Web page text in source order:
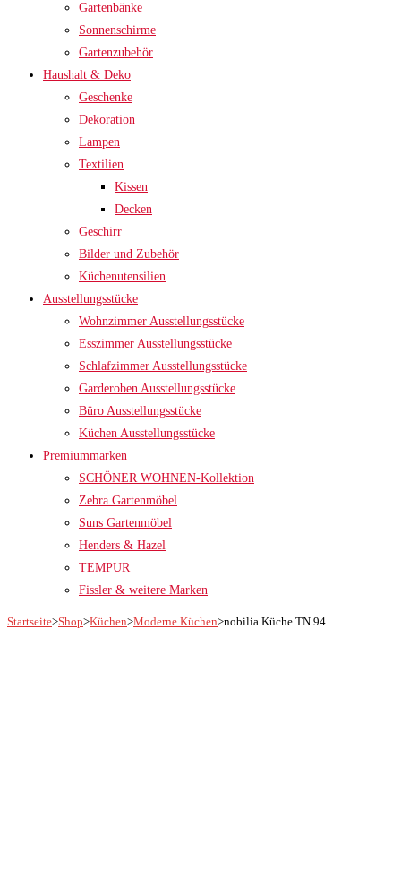
Gartenbänke
Sonnenschirme
Gartenzubehör
Haushalt & Deko
Geschenke
Dekoration
Lampen
Textilien
Kissen
Decken
Geschirr
Bilder und Zubehör
Küchenutensilien
Ausstellungsstücke
Wohnzimmer Ausstellungsstücke
Esszimmer Ausstellungsstücke
Schlafzimmer Ausstellungsstücke
Garderoben Ausstellungsstücke
Büro Ausstellungsstücke
Küchen Ausstellungsstücke
Premiummarken
SCHÖNER WOHNEN-Kollektion
Zebra Gartenmöbel
Suns Gartenmöbel
Henders & Hazel
TEMPUR
Fissler & weitere Marken
Startseite>Shop>Küchen>Moderne Küchen>nobilia Küche TN 94